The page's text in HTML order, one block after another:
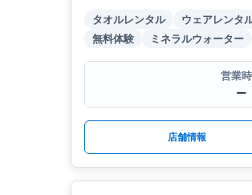
タオルレンタル ウェアレンタ
無料体験
ミネラルウォーター
営業
ー
店舗情報